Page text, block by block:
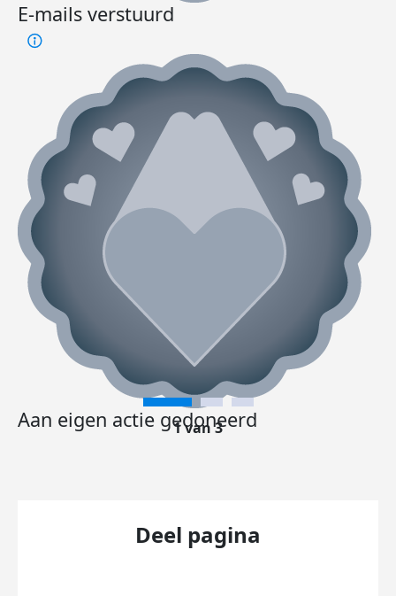
E-mails verstuurd
Aan eigen actie gedoneerd
1 van 3
Deel pagina